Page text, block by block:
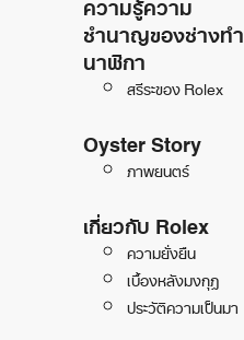
ชำนาญของช่างทำ
นาฬิกา
สรีระของ Rolex
Oyster Story
ภาพยนตร์
เกี่ยวกับ Rolex
ความยั่งยืน
เบื้องหลังมงกุฎ
ประวัติความเป็นมา